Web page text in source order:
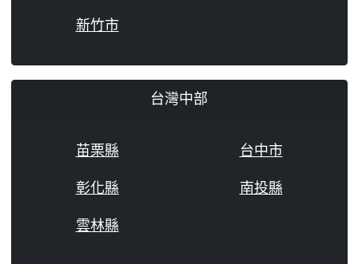
新竹市
台灣中部
苗栗縣
台中市
彰化縣
南投縣
雲林縣